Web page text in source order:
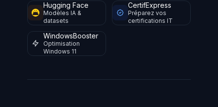
Hugging Face
Modèles IA &
datasets
CertifExpress
Préparez vos
certifications IT
WindowsBooster
Optimisation
Windows 11